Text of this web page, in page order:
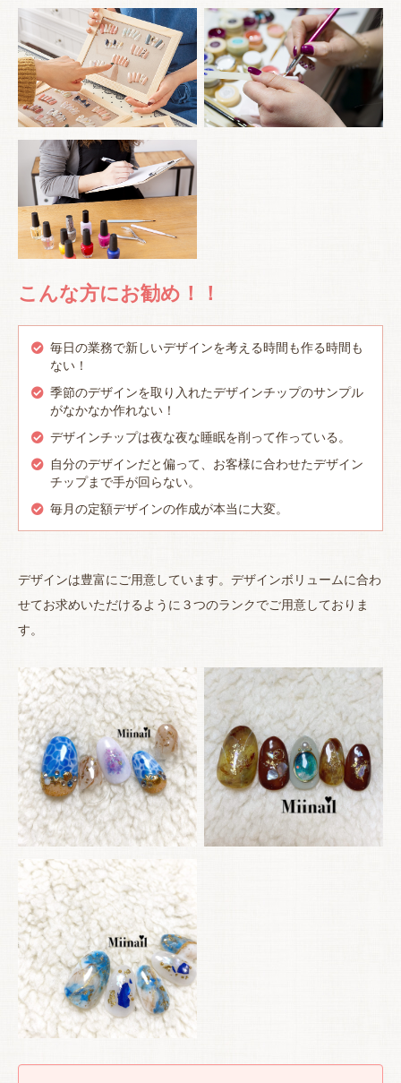
こんな方にお勧め！！
毎日の業務で新しいデザインを考える時間も作る時間も
ない！
季節のデザインを取り入れたデザインチップのサンプル
がなかなか作れない！
デザインチップは夜な夜な睡眠を削って作っている。
自分のデザインだと偏って、お客様に合わせたデザイン
チップまで手が回らない。
毎月の定額デザインの作成が本当に大変。
デザインは豊富にご用意しています。デザインボリュームに合わ
せてお求めいただけるように３つのランクでご用意しておりま
す。